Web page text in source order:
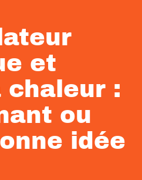
et
chaleur :
ou
idée